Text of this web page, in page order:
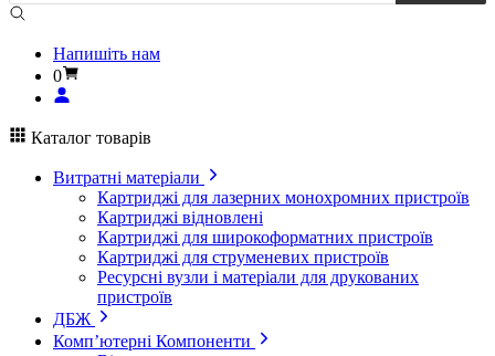
Напишіть нам
0
Каталог товарів
Витратні матеріали
Картриджі для лазерних монохромних пристроїв
Картриджі відновлені
Картриджі для широкоформатних пристроїв
Картриджі для струменевих пристроїв
Ресурсні вузли і матеріали для друкованих
пристроїв
ДБЖ
Комп’ютерні Компоненти